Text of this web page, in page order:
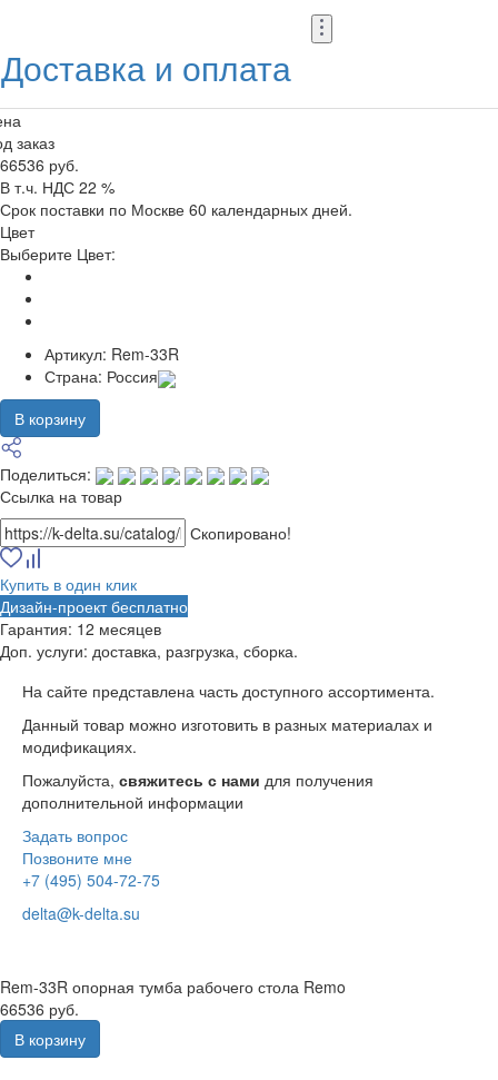
Доставка и оплата
заказ
66536 руб.
В т.ч. НДС 22 %
Срок поставки по Москве 60 календарных дней.
Цвет
Выберите Цвет:
Артикул: Rem-33R
Страна: Россия
В корзину
Поделиться:
Ссылка на товар
Скопировано!
Купить в один клик
Дизайн-проект бесплатно
Гарантия: 12 месяцев
Доп. услуги: доставка, разгрузка, сборка.
На сайте представлена часть доступного ассортимента.
Данный товар можно изготовить в разных материалах и
модификациях.
Пожалуйста, свяжитесь с нами для получения
дополнительной информации
Задать вопрос
Позвоните мне
+7 (495) 504-72-75
delta@k-delta.su
Rem-33R опорная тумба рабочего стола Remo
66536 руб.
В корзину